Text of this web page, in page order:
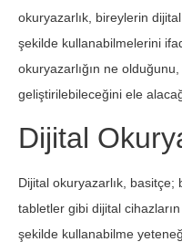
okuryazarlık, bireylerin
şekilde kullanabilmelerini
okuryazarlığın ne
geliştirilebileceğini ele
Dijital
Dijital okuryazarlık, basitçe;
tabletler gibi dijital
şekilde kullanabilme